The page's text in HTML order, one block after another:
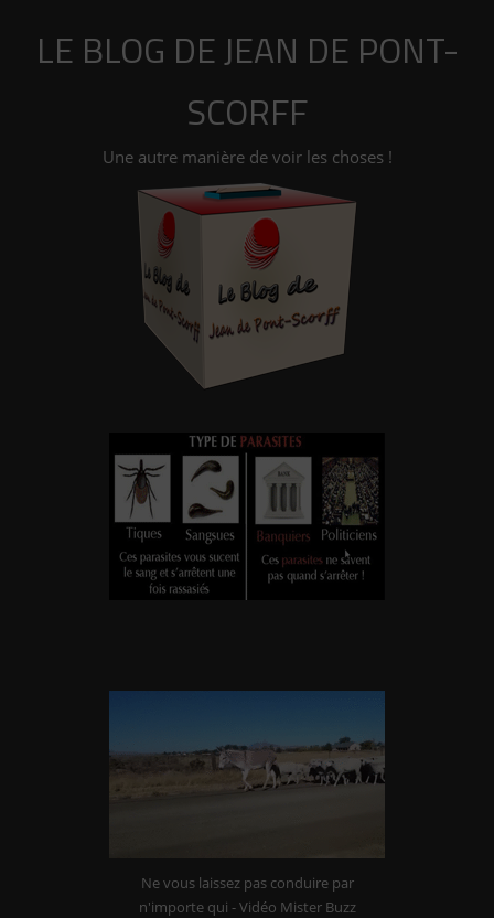
LE BLOG DE JEAN DE PONT-
SCORFF
Une autre manière de voir les choses !
Ne vous laissez pas conduire par
n'importe qui - Vidéo Mister Buzz
Quiconque installe le Wi-Fi dans une école devrait
être enfermé à vie… Ils ne sont pas dignes de